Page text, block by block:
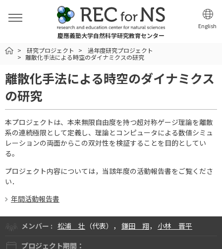
慶應義塾大学自然科学研究教育センター
English
HOME研究プロジェクト
過年度研究プロジェクト
離散化手法による時空のダイナミクスの研究
離散化手法による時空のダイナミクス
の研究
本プロジェクトは、本来無限自由度を持つ超対称ゲージ理論を離散
系の連続極限として定義し、理論とコンピュータによる数値シミュ
レーションの両面からこの双対性を検証することを目的としてい
る。
プロジェクト内容については，当該年度の活動報告書をご覧くださ
い．
年間活動報告書
メンバー : 松浦 壮 （代表）， 鎌田 翔， 小林 晋平
プロジェクト期間：